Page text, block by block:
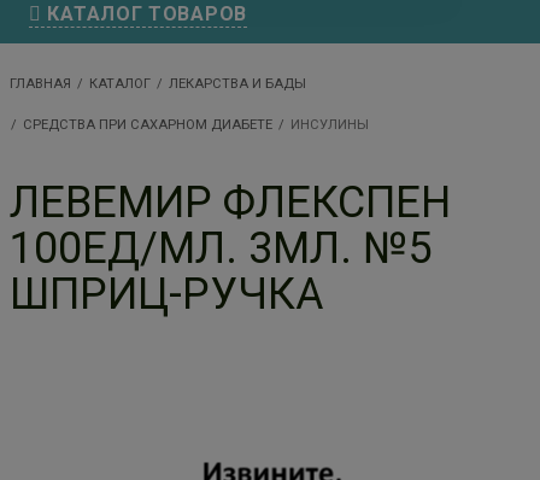
КАТАЛОГ ТОВАРОВ
ГЛАВНАЯ КАТАЛОГ ЛЕКАРСТВА И БАДЫ
СРЕДСТВА ПРИ САХАРНОМ ДИАБЕТЕ ИНСУЛИНЫ
ЛЕВЕМИР ФЛЕКСПЕН
100ЕД/МЛ. 3МЛ. №5
ШПРИЦ-РУЧКА